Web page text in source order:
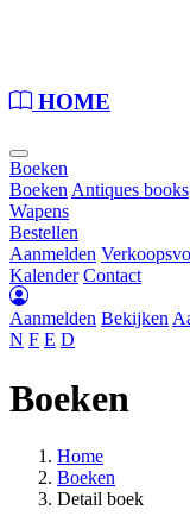
HOME
Boeken
BoekenAntiques books
Wapens
Bestellen
Aanmelden
Kalender Contact
Aanmelden Bekijken
N F E D
Boeken
Home
Boeken
Detail boek